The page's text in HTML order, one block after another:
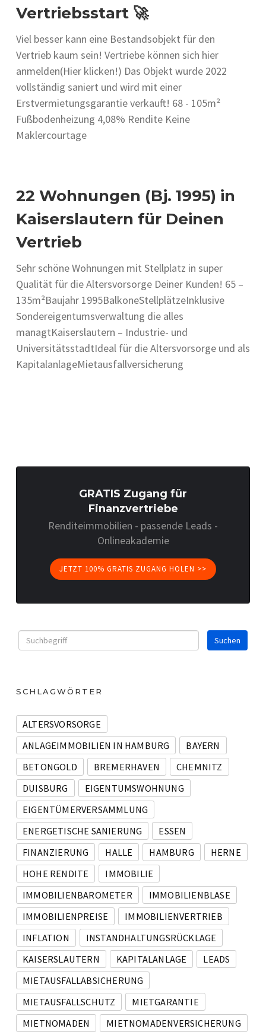
Vertriebsstart 🚀
Viel besser kann eine Bestandsobjekt für den
Vertrieb kaum sein! Vertriebe können sich hier
anmelden(Hier klicken!) Das Objekt wurde 2022
vollständig saniert und wird mit einer
Erstvermietungsgarantie verkauft! 68 - 105m²
Fußbodenheizung 4,08% Rendite Keine
Maklercourtage
22 Wohnungen (Bj. 1995) in
Kaiserslautern für Deinen
Vertrieb
Sehr schöne Wohnungen mit Stellplatz in super
Qualität für die Altersvorsorge Deiner Kunden! 65 –
135m²Baujahr 1995BalkoneStellplätzeInklusive
Sondereigentumsverwaltung die alles
managtKaiserslautern – Industrie- und
UniversitätsstadtIdeal für die Altersvorsorge und als
KapitalanlageMietausfallversicherung
GRATIS Zugang für
Finanzvertriebe
Renditeimmobilien - passende Leads -
Onlineakademie
JETZT 100% GRATIS ZUGANG HOLEN >>
SCHLAGWÖRTER
ALTERSVORSORGE
ANLAGEIMMOBILIEN IN HAMBURG
BAYERN
BETONGOLD
BREMERHAVEN
CHEMNITZ
DUISBURG
EIGENTUMSWOHNUNG
EIGENTÜMERVERSAMMLUNG
ENERGETISCHE SANIERUNG
ESSEN
FINANZIERUNG
HALLE HAMBURG
HERNE
HOHE RENDITE
IMMOBILIE
IMMOBILIENBAROMETER
IMMOBILIENBLASE
IMMOBILIENPREISE
IMMOBILIENVERTRIEB
INFLATION
INSTANDHALTUNGSRÜCKLAGE
KAISERSLAUTERN
KAPITALANLAGE
LEADS
MIETAUSFALLABSICHERUNG
MIETAUSFALLSCHUTZ
MIETGARANTIE
MIETNOMADEN
MIETNOMADENVERSICHERUNG